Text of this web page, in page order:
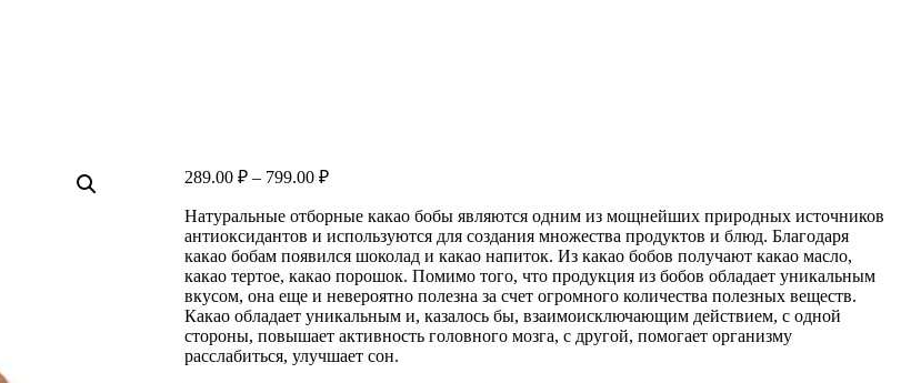
289.00 ₽– 799.00 ₽
Натуральные отборные какао бобы являются одним из мощнейших природных источников
антиоксидантов и используются для создания множества продуктов и блюд. Благодаря
какао бобам появился шоколад и какао напиток. Из какао бобов получают какао масло,
какао тертое, какао порошок. Помимо того, что продукция из бобов обладает уникальным
вкусом, она еще и невероятно полезна за счет огромного количества полезных веществ.
Какао обладает уникальным и, казалось бы, взаимоисключающим действием, с одной
стороны, повышает активность головного мозга, с другой, помогает организму
расслабиться, улучшает сон.